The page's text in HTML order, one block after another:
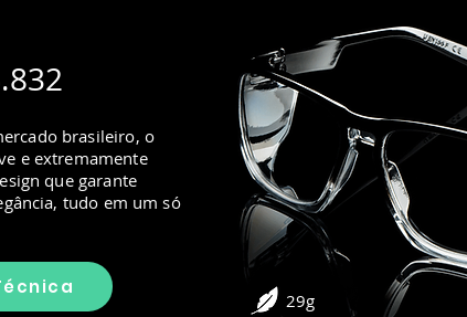
brasileiro, o
e extremamente
que garante
tudo em um só
29g